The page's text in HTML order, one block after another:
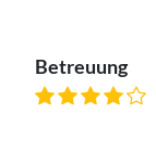
Betreuung